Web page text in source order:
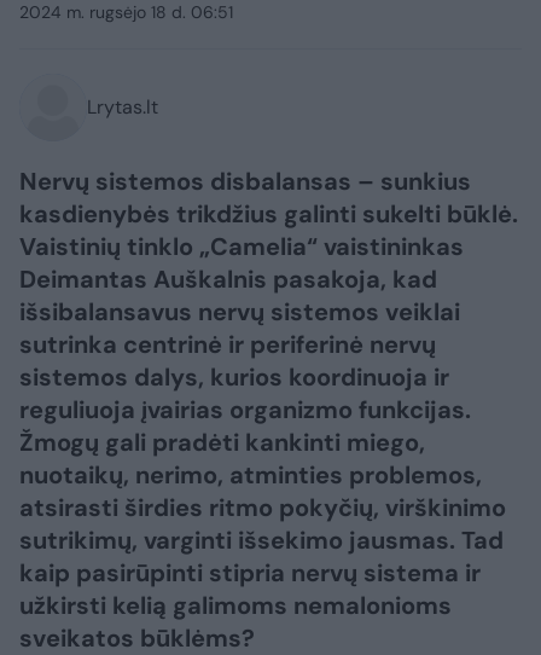
2024 m. rugsėjo 18 d. 06:51
Lrytas.lt
Nervų sistemos disbalansas – sunkius
kasdienybės trikdžius galinti sukelti būklė.
Vaistinių tinklo „Camelia“ vaistininkas
Deimantas Auškalnis pasakoja, kad
išsibalansavus nervų sistemos veiklai
sutrinka centrinė ir periferinė nervų
sistemos dalys, kurios koordinuoja ir
reguliuoja įvairias organizmo funkcijas.
Žmogų gali pradėti kankinti miego,
nuotaikų, nerimo, atminties problemos,
atsirasti širdies ritmo pokyčių, virškinimo
sutrikimų, varginti išsekimo jausmas. Tad
kaip pasirūpinti stipria nervų sistema ir
užkirsti kelią galimoms nemalonioms
sveikatos būklėms?